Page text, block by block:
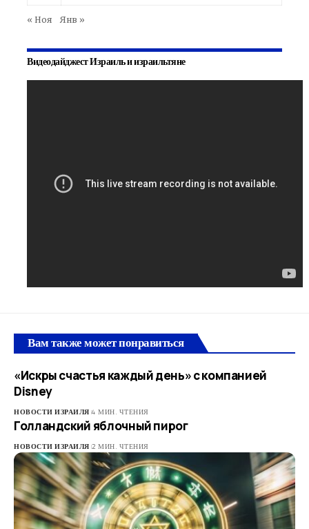
« Ноя Янв »
Видеодайджест Израиль и израильтяне
Вам также может понравиться
«Искры счастья каждый день» с компанией
Disney
НОВОСТИ ИЗРАИЛЯ 4 МИН. ЧТЕНИЯ
Голландский яблочный пирог
НОВОСТИ ИЗРАИЛЯ 2 МИН. ЧТЕНИЯ